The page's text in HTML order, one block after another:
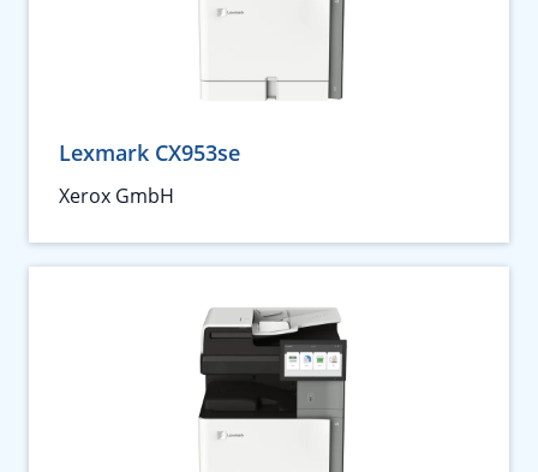
Lexmark CX953se
Xerox GmbH